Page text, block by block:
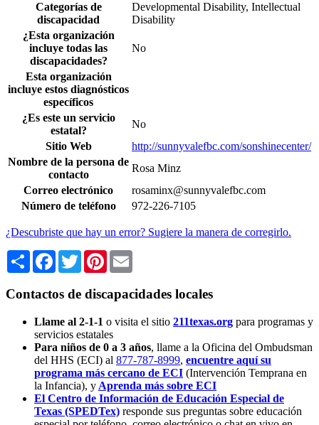
Categorías de
discapacidad
Developmental Disability, Intellectual
Disability
¿Esta organización
incluye todas las
discapacidades?
No
Esta organización
incluye estos diagnósticos
específicos
¿Es este un servicio
estatal?
No
Sitio Web
http://sunnyvalefbc.com/sonshinecenter/
Nombre de la persona de
contacto
Rosa Minz
Correo electrónico
rosaminx@sunnyvalefbc.com
Número de teléfono
972-226-7105
¿Descubriste que hay un error? Sugiere la manera de corregirlo.
Share Facebook
TwitterPinterest
Contactos de discapacidades locales
Llame al 2-1-1 o visita el sitio 211texas.org para programas y
servicios estatales
Para niños de 0 a 3 años, llame a la Oficina del Ombudsman
del HHS (ECI) al 877-787-8999, encuentre aquí su
programa más cercano de ECI (Intervención Temprana en
la Infancia), y Aprenda más sobre ECI
El Centro de Información de Educación Especial de
Texas (SPEDTex) responde sus preguntas sobre educación